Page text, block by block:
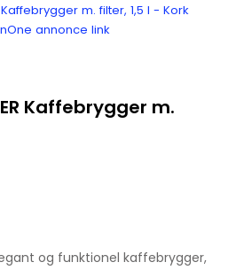
Kaffebrygger m. filter, 1,5 l - Kork
annonce link
Kaffebrygger m.
og funktionel kaffebrygger,